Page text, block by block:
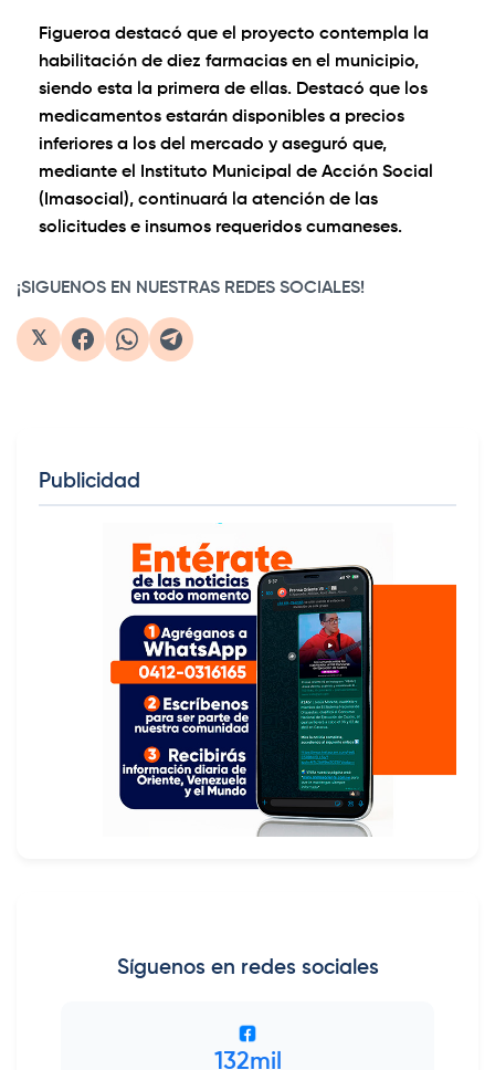
Figueroa destacó que el proyecto contempla la
habilitación de diez farmacias en el municipio,
siendo esta la primera de ellas. Destacó que los
medicamentos estarán disponibles a precios
inferiores a los del mercado y aseguró que,
mediante el Instituto Municipal de Acción Social
(Imasocial), continuará la atención de las
solicitudes e insumos requeridos cumaneses.
¡SIGUENOS EN NUESTRAS REDES SOCIALES!
𝕏
Publicidad
Síguenos en redes sociales
132mil